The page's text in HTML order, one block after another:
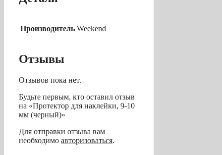
Производитель Weekend
Отзывы
Отзывов пока нет.
Будьте первым, кто оставил отзыв
на «Протектор для наклейки, 9-10
мм (черный)»
Для отправки отзыва вам
необходимо авторизоваться.